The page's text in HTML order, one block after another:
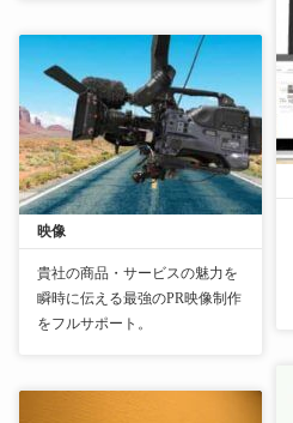
映像
貴社の商品・サービスの魅力を
瞬時に伝える最強のPR映像制作
をフルサポート。